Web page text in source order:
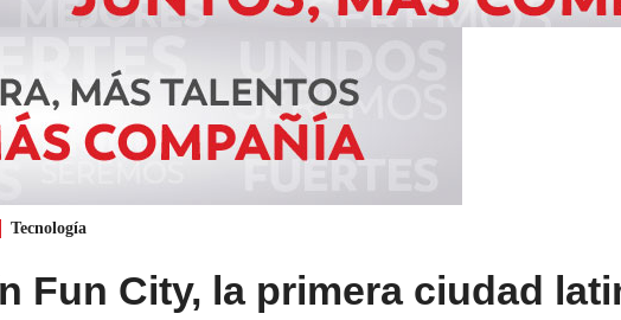
Tecnología
Fun City, la primera ciudad